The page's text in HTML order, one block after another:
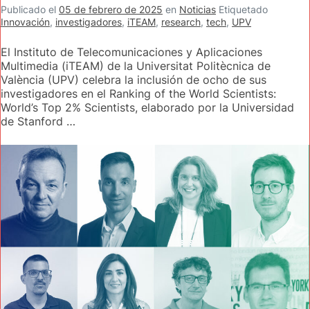
Publicado el 05 de febrero de 2025 en Noticias Etiquetado
Innovación, investigadores, iTEAM, research, tech, UPV
El Instituto de Telecomunicaciones y Aplicaciones
Multimedia (iTEAM) de la Universitat Politècnica de
València (UPV) celebra la inclusión de ocho de sus
investigadores en el Ranking of the World Scientists:
World’s Top 2% Scientists, elaborado por la Universidad
de Stanford …